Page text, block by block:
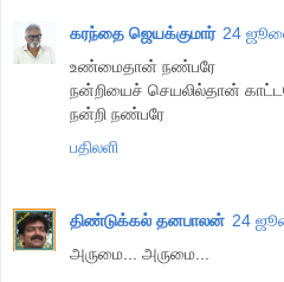
கரந்தை ஜெயக்குமார் 24
உண்மைதான் நண்பரே
நன்றியைச் செயலில்தான்
நன்றி நண்பரே
பதிலளி
திண்டுக்கல் தனபாலன் 24
அருமை... அருமை...